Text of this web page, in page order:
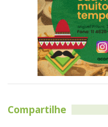
Compartilhe